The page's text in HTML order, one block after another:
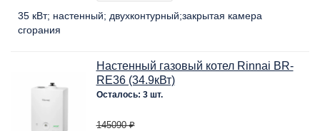
35 кВт настенный двухконтурный закрытая камера
сгорания
Настенный газовый котел Rinnai BR-
RE36 (34.9кВт)
Осталось: 3 шт.
145090 ₽